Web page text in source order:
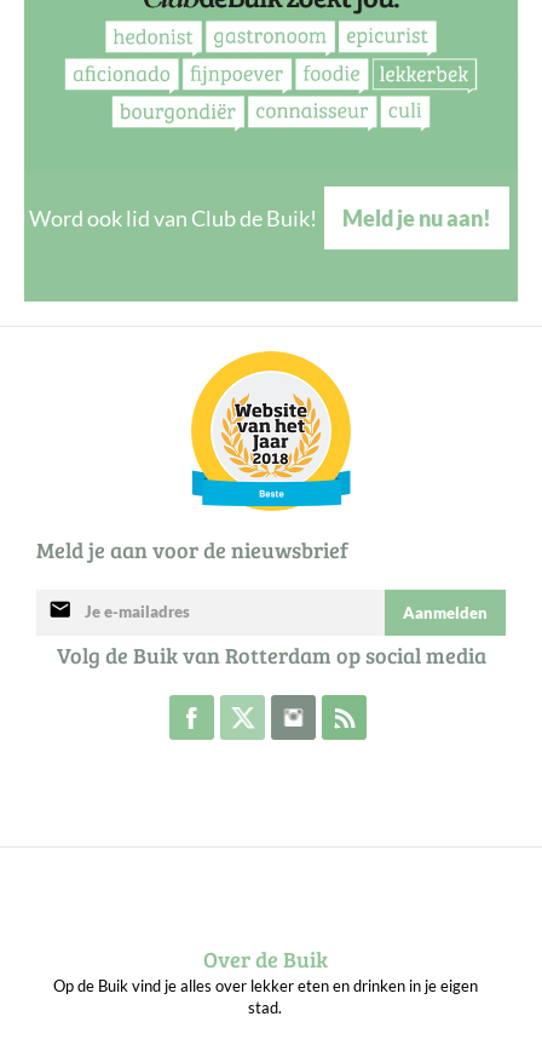
Word ook lid van Club de Buik! Meld je nu aan!
Meld je aan voor de nieuwsbrief
mail Aanmelden
Volg de Buik van Rotterdam op social media
Volg de Buik op Facebook
Volg de Buik op Twitter
Volg de Buik op Instagram
Over de Buik
Op de Buik vind je alles over lekker eten en drinken in je eigen
stad.